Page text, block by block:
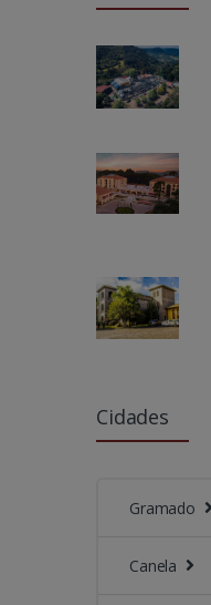
Cidades
Gramado
Canela